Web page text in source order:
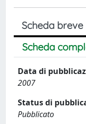
Scheda breve
Scheda
Data di
2007
Status di
Pubblicato